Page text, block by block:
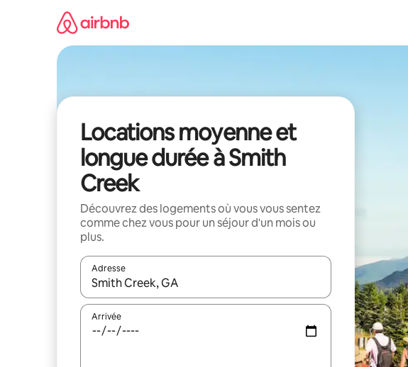
Locations moyenne et
longue durée à Smith
Creek
Découvrez des logements où vous vous sentez
comme chez vous pour un séjour d'un mois ou
plus.
Adresse
Lorsque les résultats s'affichent, utilisez les flèches vers le haut et
Arrivée